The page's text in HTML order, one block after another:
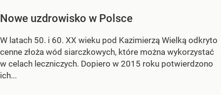
Nowe uzdrowisko w Polsce
W latach 50. i 60. XX wieku pod Kazimierzą Wielką odkryto
cenne złoża wód siarczkowych, które można wykorzystać
w celach leczniczych. Dopiero w 2015 roku potwierdzono
ich...